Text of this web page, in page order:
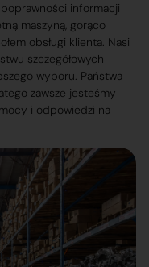
informacji
maszyną, gorąco
obsługi klienta. Nasi
szczegółowych
wyboru. Państwa
zawsze jesteśmy
i odpowiedzi na